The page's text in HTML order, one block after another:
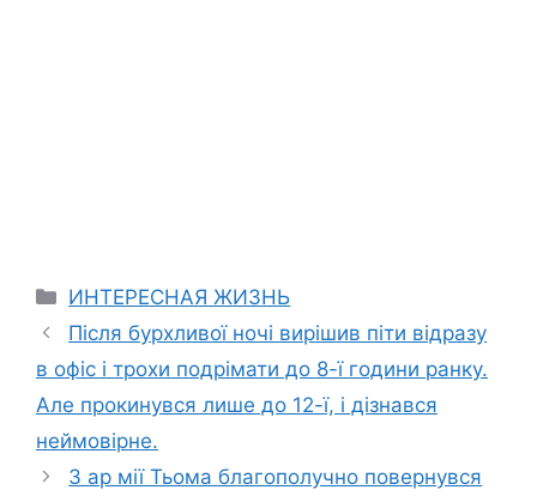
Categories
ИНТЕРЕСНАЯ ЖИЗНЬ
Після бурхливої ночі вирішив піти відразу
в офіс і трохи подрімати до 8-ї години ранку.
Але прокинувся лише до 12-ї, і дізнався
неймовірне.
З ар мії Тьома благополучно повернувся